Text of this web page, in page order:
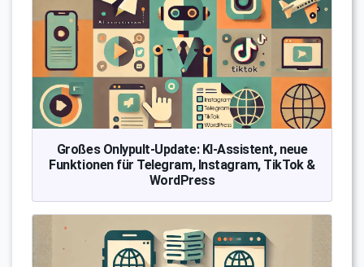
Großes Onlypult-Update: KI-Assistent, neue
Funktionen für Telegram, Instagram, TikTok &
WordPress